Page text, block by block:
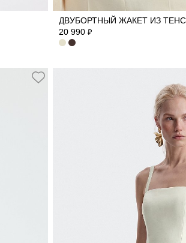
ДВУБОРТНЫЙ ЖАКЕТ ИЗ
20 990 ₽